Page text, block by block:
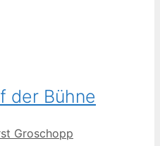
der Bühne
Groschopp